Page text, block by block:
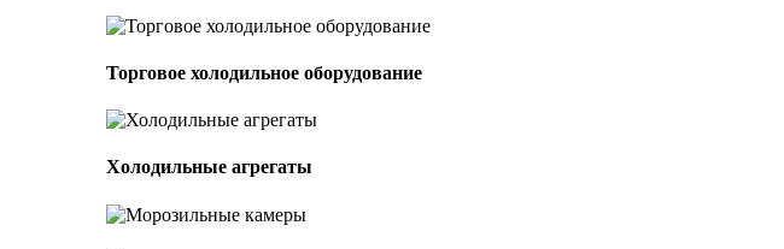
Торговое холодильное оборудование
Холодильные агрегаты